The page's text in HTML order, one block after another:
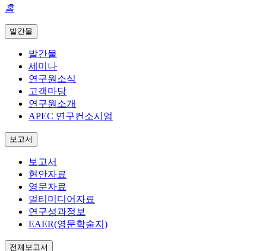
홈
발간물
발간물
세미나
연구원소식
고객마당
연구원소개
APEC 연구컨소시엄
보고서
보고서
현안자료
영문자료
멀티미디어자료
연구성과정보
EAER(영문학술지)
전체보고서